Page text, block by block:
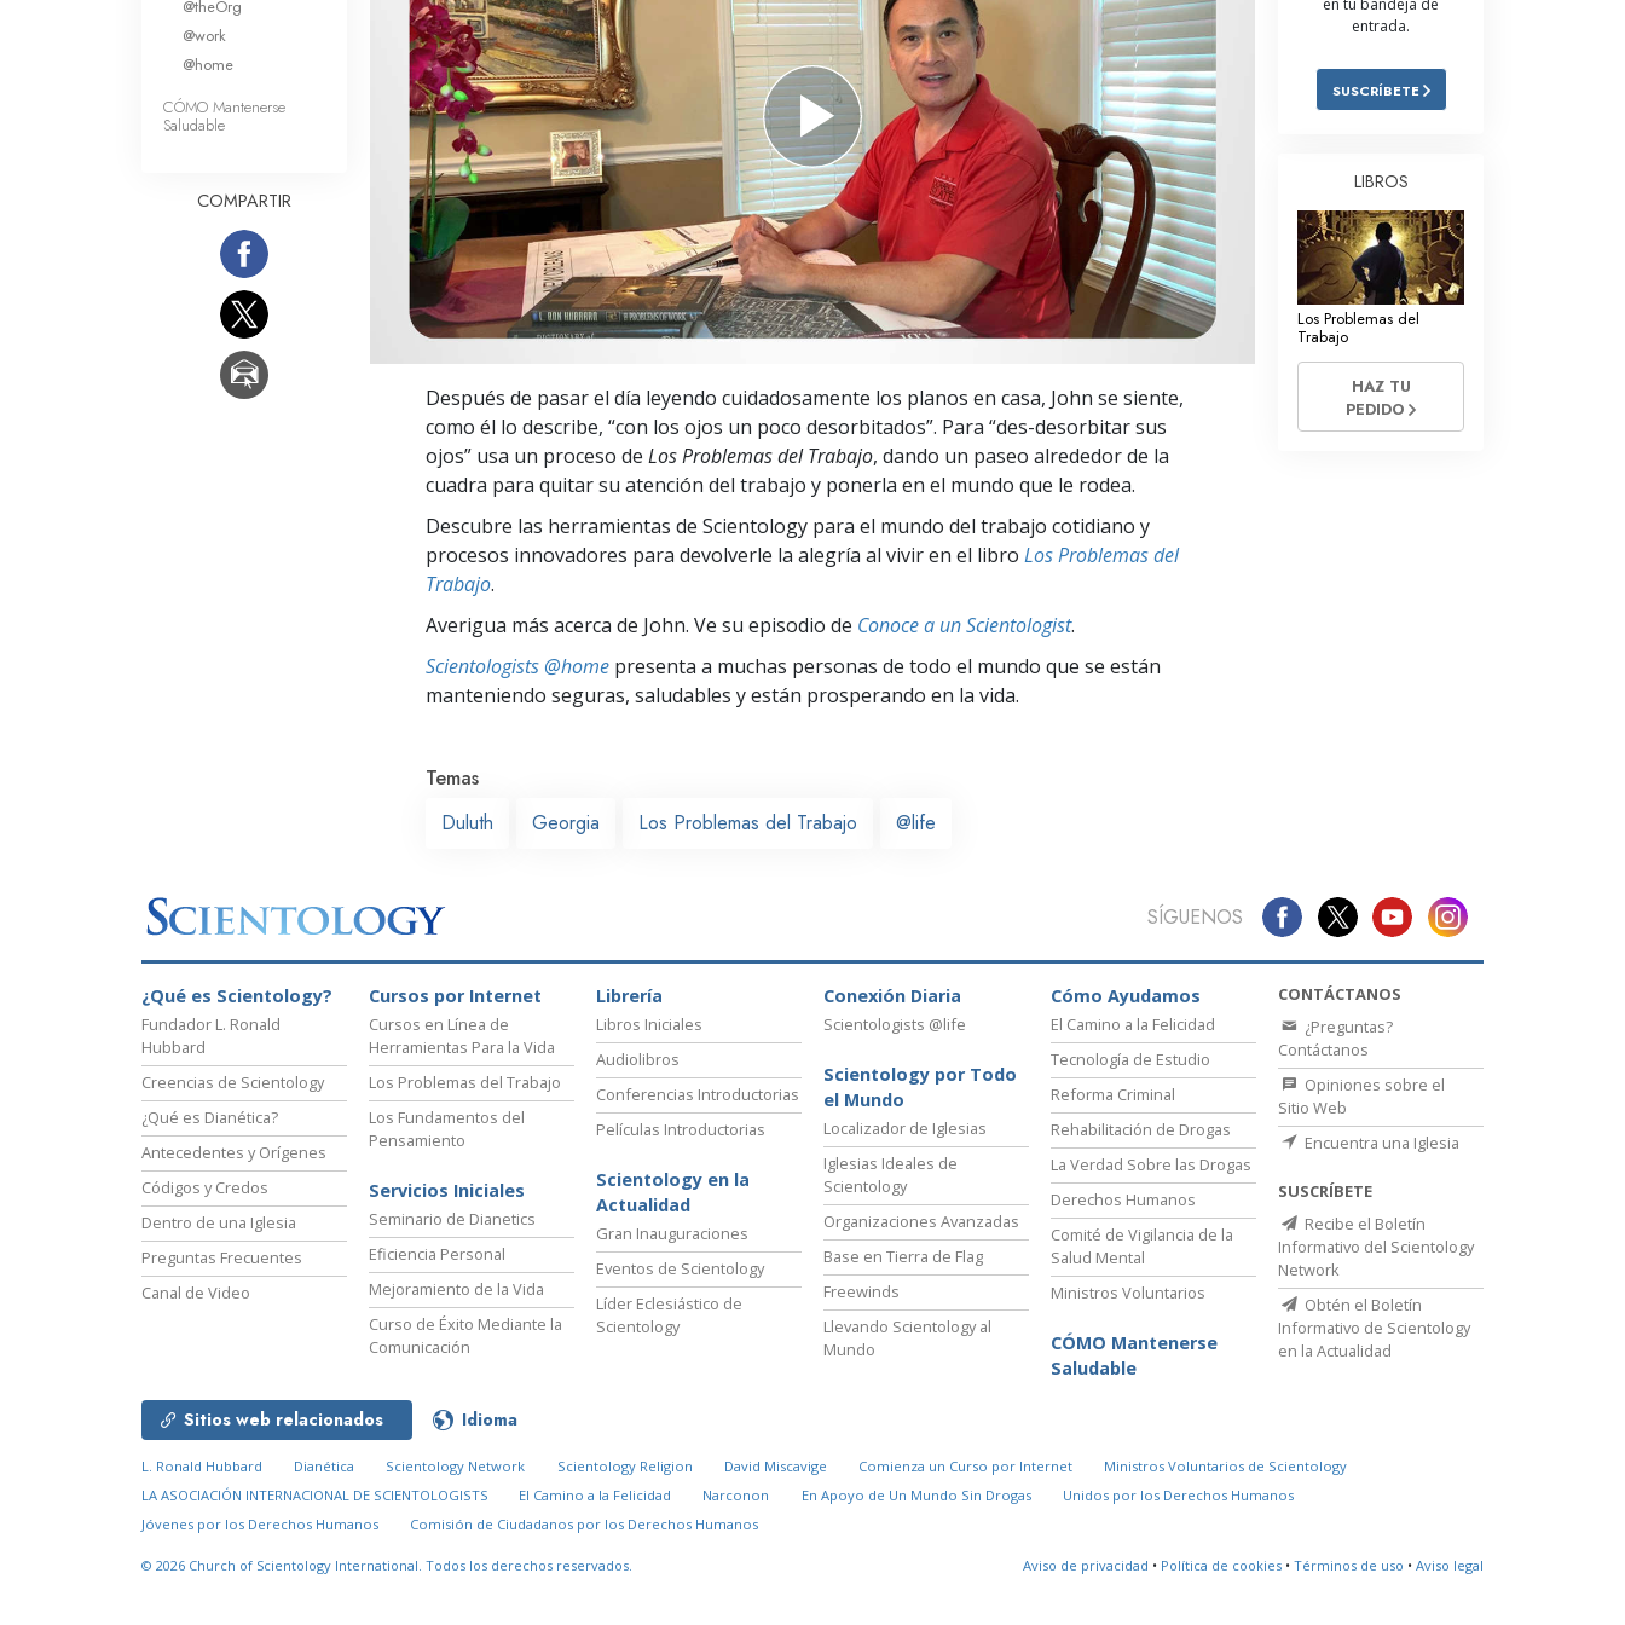
Amor y Odio: ¿Qué es Grandeza?
Respuestas a las Drogas
Los Niños
Herramientas para el Entorno Laboral
La Ética y las
Condiciones
La Causa de la Supresión
Investigaciones
Los Fundamentos de la Organización
Los Fundamentos de las Relaciones
Después de pasar el día leyendo cuidadosamente los planos en casa, John se siente,
como él lo describe, “con los ojos un poco desorbitados”. Para “des-desorbitar sus
ojos” usa un proceso de Los Problemas del Trabajo, dando un paseo alrededor de la
cuadra para quitar su atención del trabajo y ponerla en el mundo que le rodea.
Descubre las herramientas de Scientology para el mundo del trabajo cotidiano y
procesos innovadores para devolverle la alegría al vivir en el libro Los Problemas del
Trabajo.
Averigua más acerca de John. Ve su episodio de Conoce a un Scientologist.
Scientologists @home presenta a muchas personas de todo el mundo que se están
manteniendo seguras, saludables y están prosperando en la vida.
Temas
Duluth
Georgia Los Problemas del Trabajo @life
@theOrg
@work
@home
CÓMO Mantenerse
Saludable
COMPARTIR
en tu bandeja de
entrada.
SUSCRÍBETE
LIBROS
Los Problemas del
Trabajo
HAZ TU
PEDIDO
SÍGUENOS
¿Qué es Scientology?
Fundador L. Ronald
Hubbard
Creencias de Scientology
¿Qué es Dianética?
Antecedentes y Orígenes
Códigos y Credos
Dentro de una Iglesia
Preguntas Frecuentes
Canal de Video
Cursos por Internet
Cursos en Línea de
Herramientas Para la Vida
Los Problemas del Trabajo
Los Fundamentos del
Pensamiento
Servicios Iniciales
Seminario de Dianetics
Eficiencia Personal
Mejoramiento de la Vida
Curso de Éxito Mediante la
Comunicación
Librería
Libros Iniciales
Audiolibros
Conferencias Introductorias
Películas Introductorias
Scientology en la
Actualidad
Gran Inauguraciones
Eventos de Scientology
Líder Eclesiástico de
Scientology
Conexión Diaria
Scientologists @life
Scientology por Todo
el Mundo
Localizador de Iglesias
Iglesias Ideales de
Scientology
Organizaciones Avanzadas
Base en Tierra de Flag
Freewinds
Llevando Scientology al
Mundo
Cómo Ayudamos
El Camino a la Felicidad
Tecnología de Estudio
Reforma Criminal
Rehabilitación de Drogas
La Verdad Sobre las Drogas
Derechos Humanos
Comité de Vigilancia de la
Salud Mental
Ministros Voluntarios
CÓMO Mantenerse
Saludable
CONTÁCTANOS
¿Preguntas?
Contáctanos
Opiniones sobre el
Sitio Web
Encuentra una Iglesia
SUSCRÍBETE
Recibe el Boletín
Informativo del Scientology
Network
Obtén el Boletín
Informativo de Scientology
en la Actualidad
Sitios web relacionados Idioma
L. Ronald Hubbard Dianética Scientology Network Scientology Religion David Miscavige Comienza un Curso por Internet
Ministros Voluntarios de Scientology
LA ASOCIACIÓN INTERNACIONAL DE SCIENTOLOGISTS
El Camino a la Felicidad Narconon En Apoyo de Un Mundo Sin Drogas
Unidos por los Derechos Humanos
Jóvenes por los Derechos Humanos
Comisión de Ciudadanos por los Derechos Humanos
© 2026 Church of Scientology International. Todos los derechos reservados. Aviso de privacidad • Política de cookies • Términos de uso • Aviso legal